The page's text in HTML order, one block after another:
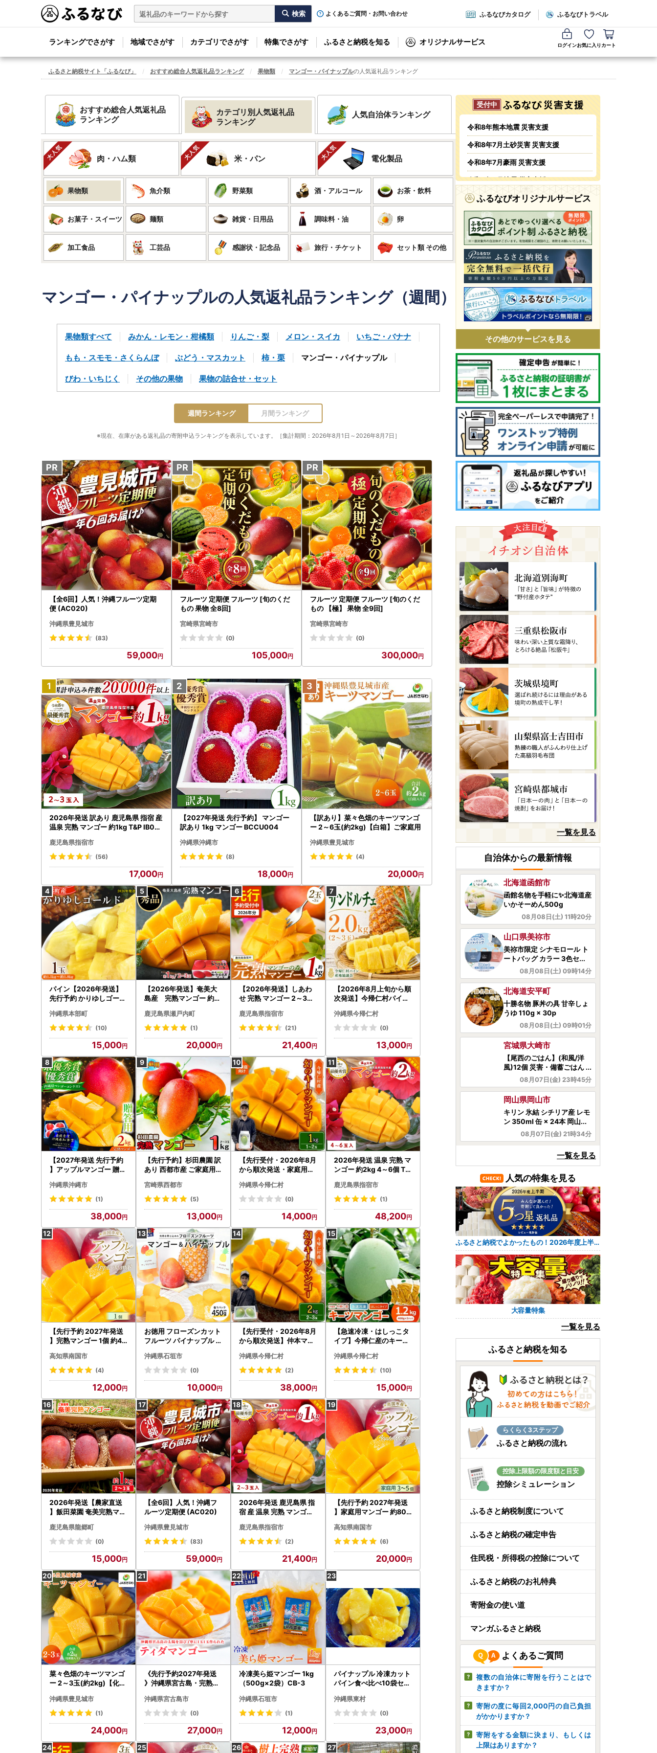
よくあるご質問・お問い合わせ ふるなびカタログ ふるなびトラベル
ランキングでさがす 地域でさがす カテゴリでさがす 特集でさがす ふるさと納税を知る オリジナルサービス ログインお気に入り カート
ふるさと納税サイト「ふるなび」 おすすめ総合人気返礼品ランキング 果物類 マンゴー・パイナップルの人気返礼品ランキング
おすすめ総合人気返礼品
ランキング
カテゴリ別人気返礼品
ランキング
人気自治体ランキング
肉・ハム類 米・パン 電化製品
果物類 魚介類 野菜類 酒・アルコール お茶・飲料
お菓子・スイーツ 麺類 雑貨・日用品 調味料・油 卵
加工食品 工芸品 感謝状・記念品 旅行・チケット セット類 その他
マンゴー・パイナップルの人気返礼品ランキング（週間）
果物類すべて みかん・レモン・柑橘類 りんご・梨 メロン・スイカ いちご・バナナ
もも・スモモ・さくらんぼ ぶどう・マスカット 柿・栗 マンゴー・パイナップル
びわ・いちじく その他の果物 果物の詰合せ・セット
週間ランキング 月間ランキング
※現在、在庫がある返礼品の寄附申込ランキングを表示しています。［集計期間：2026年8月1日～2026年8月7日］
【全6回】人気！沖縄フルーツ定期
便 (AC020)
沖縄県豊見城市
(83)
59,000
フルーツ 定期便 フルーツ [旬のくだ
もの 果物 全8回]
宮崎県宮崎市
(0)
105,000
フルーツ 定期便 フルーツ [旬のくだ
もの 【極】 果物 全9回]
宮崎県宮崎市
(0)
300,000
2026年発送 訳あり 鹿児島県 指宿 産
温泉 完熟 マンゴー 約1kg T&P IB057
鹿児島県指宿市
(56)
17,000
【2027年発送 先行予約】 マンゴー
訳あり 1kg マンゴー BCCU004
沖縄県沖縄市
(8)
18,000
【訳あり】菜々色畑のキーツマンゴ
ー 2～6玉(約2kg)【白箱】ご家庭用
沖縄県豊見城市
(4)
20,000
パイン【2026年発送】
先行予約 かりゆしゴール
） パイナップル
沖縄県本部町
(10)
15,000
【2026年発送】奄美大
島産 完熟マンゴー 約1
ー
鹿児島県瀬戸内町
(1)
20,000
【2026年発送】しあわ
せ 完熟 マンゴー 2～3玉
001 マンゴー フルーツ
果物
鹿児島県指宿市
(21)
21,400
【2026年8月上旬から順
次発送】今帰仁村パイン
2.0kg(2～3玉)【配送不
可地域：離島】【17345
沖縄県今帰仁村
(0)
13,000
【2027年発送 先行予約
】アップルマンゴー 贈答
01
沖縄県沖縄市
(1)
38,000
【先行予約】杉田農園 訳
あり 西都市産 ご家庭用完
） 生産者直送 宮崎マンゴ
ー 2026年発送＜38-1
宮崎県西都市
(5)
13,000
【先行受付・2026年8月
から順次発送・家庭用】
ーツマンゴー1kg(1～2玉
)【配送不可地域：離島】
沖縄県今帰仁村
(0)
14,000
2026年発送 温泉 完熟 マ
ンゴー 約2kg 4～6個 T&
フルーツ 果物
鹿児島県指宿市
(1)
48,200
【先行予約 2027年発送
】完熟マンゴー 1個 約40
高知県南国市
(4)
12,000
お徳用 フローズンカット
フルーツ パイナップル マ
沖縄県石垣市
(0)
10,000
【先行受付・2026年8月
から順次発送】仲本マン
ゴー2.0kg(2～3玉)【配
送不可地域：離島】【14
沖縄県今帰仁村
(2)
38,000
【急速冷凍・はしっこタ
イプ】今帰仁産のキーツ
P)【配送不可地域：離島
】【1573306】
沖縄県今帰仁村
(10)
15,000
2026年発送【農家直送
】飯田菜園 奄美完熟マン
庭用
鹿児島県龍郷町
(0)
15,000
【全6回】人気！沖縄フ
ルーツ定期便 (AC020)
沖縄県豊見城市
(83)
59,000
2026年発送 鹿児島県 指
宿 産 温泉 完熟 マンゴー
マンゴー フルーツ 果物
鹿児島県指宿市
(2)
21,400
【先行予約 2027年発送
】家庭用マンゴー 約800
高知県南国市
(6)
20,000
菜々色畑のキーツマンゴ
ー 2～3玉(約2kg)【化粧
沖縄県豊見城市
(1)
24,000
《先行予約2027年発送
》沖縄県宮古島・完熟マ
ティダマンゴー宮古島農
園（AI003）
沖縄県宮古島市
(0)
27,000
冷凍美ら姫マンゴー 1kg
（500g×2袋）CB-3
沖縄県石垣市
(1)
12,000
パイナップル 冷凍カット
パイン食べ比べ10袋セッ
沖縄県東村
(0)
23,000
令和8年熊本地震 災害支援
令和8年7月土砂災害 災害支援
令和8年7月豪雨 災害支援
令和8年6月地震 災害支援
令和8年6月火災 災害支援
令和8年5・6月台風・豪雨 災害支援
令和8年4月火災 災害支援
令和8年1月豪雪 災害支援
令和7年11月火災 災害支援
令和7年9・10月台風・豪雨 災害支援
令和7年 埼玉県白岡市役所火災に伴う支
援
令和7年1・2月豪雪 災害支援
令和6年9月能登豪雨 災害支援
令和6年能登半島地震 災害支援
ウクライナ情勢による人道支援
ふるなびオリジナルサービス
その他のサービスを見る
一覧を見る
自治体からの最新情報
北海道余市町
🍒✨2026年発送【先行予
約】令和8年産 さくらんぼ...
08月08日(土) 18時55分
大阪府大阪市
✈️🏯 大阪旅行ポイント【無
期限】最大活用プラン 寄...
08月08日(土) 18時51分
宮崎県高鍋町
【最短配送!!爽やかレモン感
じたくなるやん？🍋】
08月08日(土) 17時00分
岐阜県大垣市
＼しっとり香る、大人のバ
ウムクーヘン。／
08月08日(土) 11時47分
函館名物を手軽に✨北海道産
いかそーめん500g
08月08日(土) 11時20分
山口県美祢市
美祢市限定 シナモロール ト
ートバッグ カラー 3色セ...
08月08日(土) 09時14分
北海道安平町
十勝名物 豚丼の具 甘辛しょ
うゆ 110g × 30p
08月08日(土) 09時01分
宮城県大崎市
【尾西のごはん】(和風/洋
風)12個 災害・備蓄ごはん ...
08月07日(金) 23時45分
岡山県岡山市
キリン 氷結 シチリア産 レモ
ン 350ml 缶 × 24本 岡山...
08月07日(金) 21時34分
香川県まんのう町
＜数量限定＞ さぬき名物！
骨付鳥セット (3本・専用...
08月07日(金) 21時06分
🍒✨2026年発送【先行予
約】令和8年産 さくらんぼ...
08月08日(土) 18時55分
大阪府大阪市
✈️🏯 大阪旅行ポイント【無
期限】最大活用プラン 寄...
08月08日(土) 18時51分
宮崎県高鍋町
【最短配送!!爽やかレモン感
じたくなるやん？🍋】
08月08日(土) 17時00分
岐阜県大垣市
＼しっとり香る、大人のバ
ウムクーヘン。／
08月08日(土) 11時47分
函館名物を手軽に✨北海道産
いかそーめん500g
08月08日(土) 11時20分
山口県美祢市
美祢市限定 シナモロール ト
ートバッグ カラー 3色セ...
08月08日(土) 09時14分
北海道安平町
うゆ 110g × 30p
08月08日(土) 09時01分
宮城県大崎市
【尾西のごはん】(和風/洋
風)12個 災害・備蓄ごはん ...
08月07日(金) 23時45分
岡山県岡山市
キリン 氷結 シチリア産 レモ
ン 350ml 缶 × 24本 岡山...
香川県まんのう町
＜数量限定＞ さぬき名物！
08月07日(金) 21時06分
一覧を見る
人気の特集を見る
ふるさと納税でよかったもの！2026年度上半期 レビュー5つ星返礼品
大容量特集
一覧を見る
ふるさと納税を知る
らくらく3ステップ
ふるさと納税の流れ
控除上限額の限度額と目安
控除シミュレーション
ふるさと納税制度について
ふるさと納税の確定申告
住民税・所得税の控除について
ふるさと納税のお礼特典
寄附金の使い道
マンガふるさと納税
よくあるご質問
複数の自治体に寄附を行うことはで
きますか？
寄附の度に毎回2,000円の自己負担
がかかりますか？
寄附をする金額に決まり、もしくは
上限はありますか？